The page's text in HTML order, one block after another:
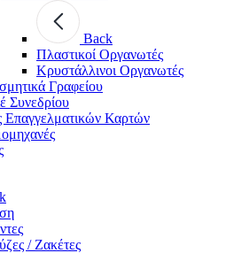
Back
Πλαστικοί Οργανωτές
Κρυστάλλινοι Οργανωτές
Γραφείου
Συνεδρίου
Επαγγελματικών Καρτών
/ Ζακέτες